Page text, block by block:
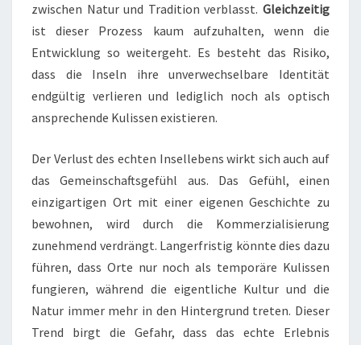
zwischen Natur und Tradition verblasst. Gleichzeitig
ist dieser Prozess kaum aufzuhalten, wenn die
Entwicklung so weitergeht. Es besteht das Risiko,
dass die Inseln ihre unverwechselbare Identität
endgültig verlieren und lediglich noch als optisch
ansprechende Kulissen existieren.
Der Verlust des echten Insellebens wirkt sich auch auf
das Gemeinschaftsgefühl aus. Das Gefühl, einen
einzigartigen Ort mit einer eigenen Geschichte zu
bewohnen, wird durch die Kommerzialisierung
zunehmend verdrängt. Langerfristig könnte dies dazu
führen, dass Orte nur noch als temporäre Kulissen
fungieren, während die eigentliche Kultur und die
Natur immer mehr in den Hintergrund treten. Dieser
Trend birgt die Gefahr, dass das echte Erlebnis